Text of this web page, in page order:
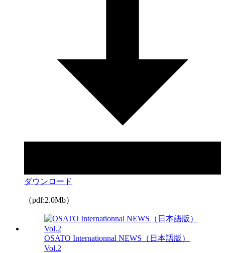
ダウンロード
（pdf:2.0Mb）
OSATO Internationnal NEWS（日本語版）
Vol.2